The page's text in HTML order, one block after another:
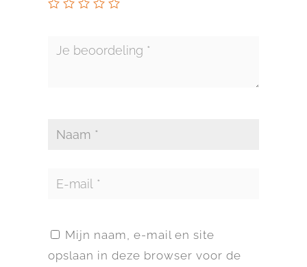
Mijn naam, e-mail en site
opslaan in deze browser voor de